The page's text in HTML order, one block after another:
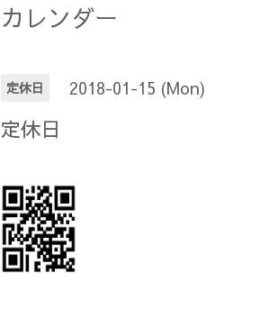
カレンダー
定休日 2018-01-15 (Mon)
定休日